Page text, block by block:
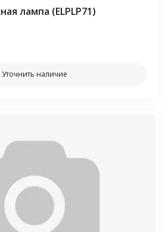
лампа (ELPLP71)
Уточнить наличие